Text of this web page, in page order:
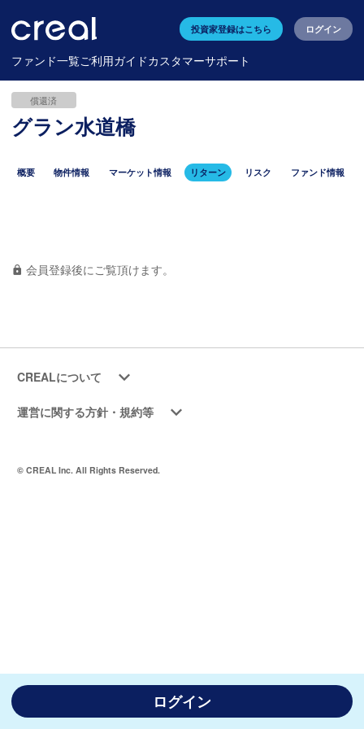
投資家登録はこちら ログイン
ファンド一覧ご利用ガイドカスタマーサポート
償還済
グラン水道橋
概要 物件情報 マーケット情報 リターン リスク ファンド情報
会員登録後にご覧頂けます。
ログイン
CREALについて
運営に関する方針・規約等
© CREAL Inc. All Rights Reserved.